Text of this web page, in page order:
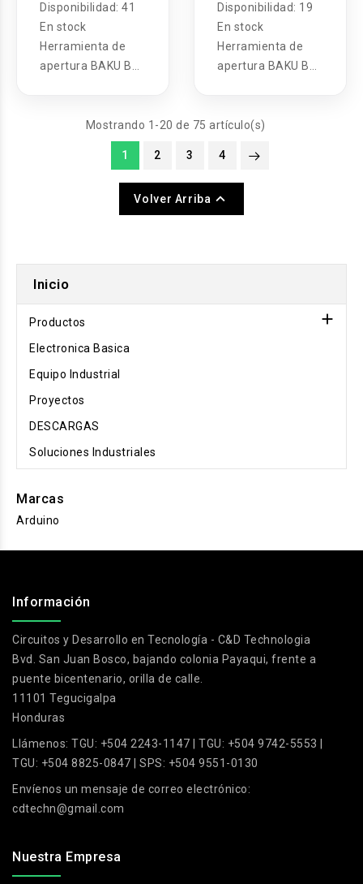
Disponibilidad: 41
En stock
Herramienta de
apertura BAKU BA-
Disponibilidad: 19
En stock
Herramienta de
apertura BAKU BA-
Mostrando 1-20 de 75 artículo(s)
1 2 3 4
Volver Arriba 
Inicio
Productos 
Electronica Basica
Equipo Industrial
Proyectos
DESCARGAS
Soluciones Industriales
Marcas
Arduino
Información
Circuitos y Desarrollo en Tecnología - C&D Technologia
Bvd. San Juan Bosco, bajando colonia Payaqui, frente a
puente bicentenario, orilla de calle.
11101 Tegucigalpa
Honduras
Llámenos: TGU: +504 2243-1147 | TGU: +504 9742-5553 |
TGU: +504 8825-0847 | SPS: +504 9551-0130
Envíenos un mensaje de correo electrónico:
cdtechn@gmail.com
Nuestra Empresa